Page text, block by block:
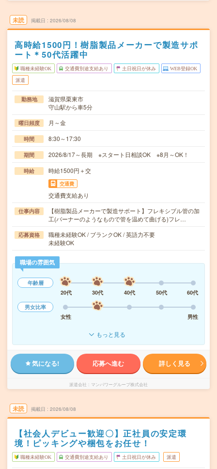
未読 掲載日 2026/08/08
高時給1500円！樹脂製品メーカーで製造サポ
ート＊50代活躍中
職種未経験OK 交通費別途支給あり 土日祝日が休み WEB登録OK
派遣
勤務地
滋賀県栗東市
守山駅から車5分
曜日頻度 月～金
時間 8:30～17:30
期間 2026/8/17～長期 ※スタート日相談OK ※8月～OK！
時給 時給1500円＋交
交通費
交通費支給あり
仕事内容
【樹脂製品メーカーで製造サポート】フレキシブル管の加
工(バーナーのようなもので管を温めて曲げる)フレ…
応募資格
職種未経験OK / ブランクOK / 英語力不要
未経験OK
職場の雰囲気
年齢層
20代
30代 40代 50代
60代
男女比率
女性
男性
もっと見る
気になる! 応募へ進む 詳しく見る
派遣会社 マンパワーグループ株式会社
未読 掲載日 2026/08/08
【社会人デビュー歓迎〇】正社員の安定環
境！ピッキングや梱包をお任せ！
職種未経験OK 交通費別途支給あり 土日祝日が休み 派遣